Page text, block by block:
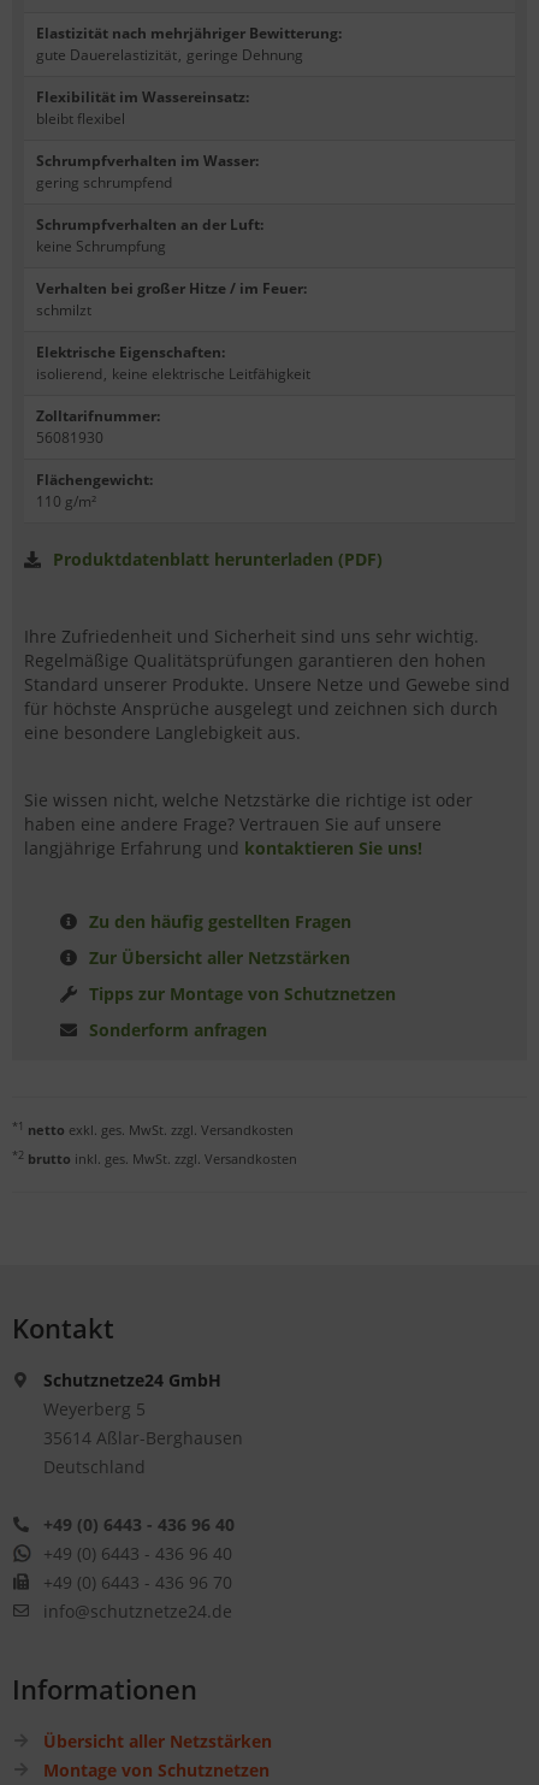
Elastizität nach mehrjähriger Bewitterung:
gute Dauerelastizität, geringe Dehnung
Flexibilität im Wassereinsatz:
bleibt flexibel
Schrumpfverhalten im Wasser:
gering schrumpfend
Schrumpfverhalten an der Luft:
keine Schrumpfung
Verhalten bei großer Hitze / im Feuer:
schmilzt
Elektrische Eigenschaften:
isolierend, keine elektrische Leitfähigkeit
Zolltarifnummer:
56081930
Flächengewicht:
110 g/m²
Produktdatenblatt herunterladen (PDF)
Ihre Zufriedenheit und Sicherheit sind uns sehr wichtig.
Regelmäßige Qualitätsprüfungen garantieren den hohen
Standard unserer Produkte. Unsere Netze und Gewebe sind
für höchste Ansprüche ausgelegt und zeichnen sich durch
eine besondere Langlebigkeit aus.
Sie wissen nicht, welche Netzstärke die richtige ist oder
haben eine andere Frage? Vertrauen Sie auf unsere
langjährige Erfahrung und kontaktieren Sie uns!
Zu den häufig gestellten Fragen
Zur Übersicht aller Netzstärken
Tipps zur Montage von Schutznetzen
Sonderform anfragen
*1 netto exkl. ges. MwSt. zzgl. Versandkosten
*2 brutto inkl. ges. MwSt. zzgl. Versandkosten
Kontakt
Schutznetze24 GmbH
Weyerberg 5
35614 Aßlar-Berghausen
Deutschland
+49 (0) 6443 - 436 96 40
+49 (0) 6443 - 436 96 40
+49 (0) 6443 - 436 96 70
info@schutznetze24.de
Informationen
Übersicht aller Netzstärken
Montage von Schutznetzen